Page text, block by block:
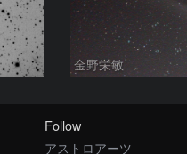
金野栄敏
Follow
アストロアーツ